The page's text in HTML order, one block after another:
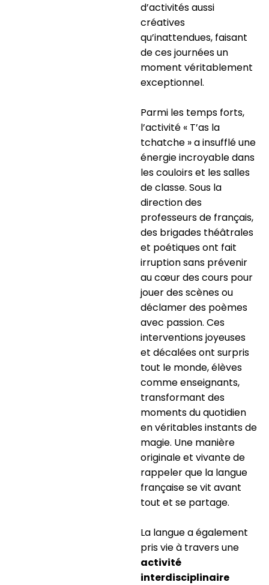
d’activités aussi
créatives
qu’inattendues, faisant
de ces journées un
moment véritablement
exceptionnel.
Parmi les temps forts,
l’activité « T’as la
tchatche » a insufflé une
énergie incroyable dans
les couloirs et les salles
de classe. Sous la
direction des
professeurs de français,
des brigades théâtrales
et poétiques ont fait
irruption sans prévenir
au cœur des cours pour
jouer des scènes ou
déclamer des poèmes
avec passion. Ces
interventions joyeuses
et décalées ont surpris
tout le monde, élèves
comme enseignants,
transformant des
moments du quotidien
en véritables instants de
magie. Une manière
originale et vivante de
rappeler que la langue
française se vit avant
tout et se partage.
La langue a également
pris vie à travers une
activité
interdisciplinaire